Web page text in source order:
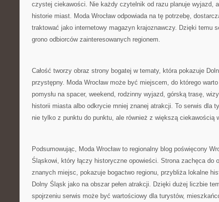
czystej ciekawości. Nie każdy czytelnik od razu planuje wyjazd,
historie miast. Moda Wrocław odpowiada na tę potrzebę,
traktować jako internetowy magazyn krajoznawczy. Dzięki temu
grono odbiorców zainteresowanych regionem.
Całość tworzy obraz strony bogatej w tematy, która pokazuje
przystępny. Moda Wrocław może być miejscem, do którego
pomysłu na spacer, weekend, rodzinny wyjazd, górską trasę,
historii miasta albo odkrycie mniej znanej atrakcji. To serwis dla
nie tylko z punktu do punktu, ale również z większą ciekawością
Podsumowując, Moda Wrocław to regionalny blog poświęcony
Śląskowi, który łączy historyczne opowieści. Strona zachęca do
znanych miejsc, pokazuje bogactwo regionu, przybliża lokalne
Dolny Śląsk jako na obszar pełen atrakcji. Dzięki dużej liczbie
spojrzeniu serwis może być wartościowy dla turystów,